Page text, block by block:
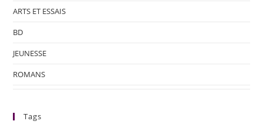
ARTS ET ESSAIS
BD
JEUNESSE
ROMANS
Tags